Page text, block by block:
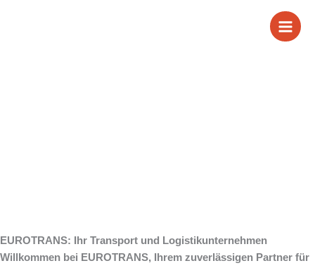
EUROTRANS: Ihr Transport und Logistikunternehmen
Willkommen bei EUROTRANS, Ihrem zuverlässigen Partner für